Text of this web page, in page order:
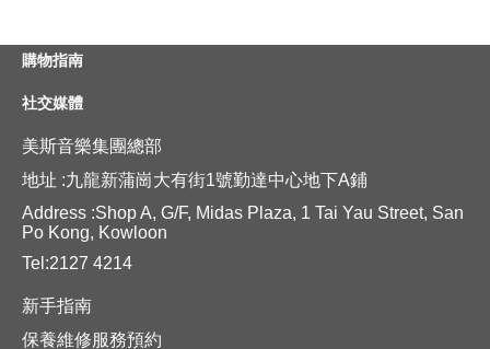
購物指南
社交媒體
美斯音樂集團總部
地址 :九龍新蒲崗大有街1號勤達中心地下A鋪
Address :Shop A, G/F, Midas Plaza, 1 Tai Yau Street, San
Po Kong, Kowloon
Tel:2127 4214
新手指南
保養維修服務預約